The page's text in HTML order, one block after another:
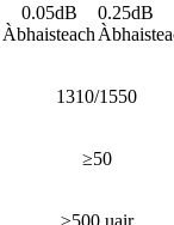
0.05dB
Àbhaisteach
0.25dB
1310/1550
≥50
≥500 uair